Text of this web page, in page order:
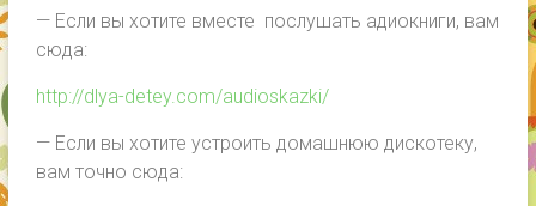
— Если вы хотите вместе послушать адиокниги, вам
сюда:
http://dlya-detey.com/audioskazki/
— Если вы хотите устроить домашнюю дискотеку,
вам точно сюда: